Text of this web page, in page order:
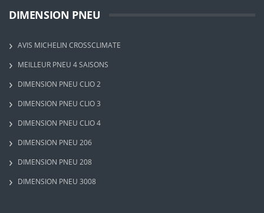
DIMENSION PNEU
AVIS MICHELIN CROSSCLIMATE
MEILLEUR PNEU 4 SAISONS
DIMENSION PNEU CLIO 2
DIMENSION PNEU CLIO 3
DIMENSION PNEU CLIO 4
DIMENSION PNEU 206
DIMENSION PNEU 208
DIMENSION PNEU 3008